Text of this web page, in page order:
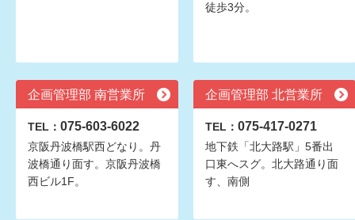
徒歩3分。
企画管理部 南営業所
TEL： 075-603-6022
京阪丹波橋駅西どなり。丹
波橋通り面す。京阪丹波橋
西ビル1F。
企画管理部 北営業所
TEL： 075-417-0271
地下鉄「北大路駅」5番出
口東へスグ。北大路通り面
す、南側